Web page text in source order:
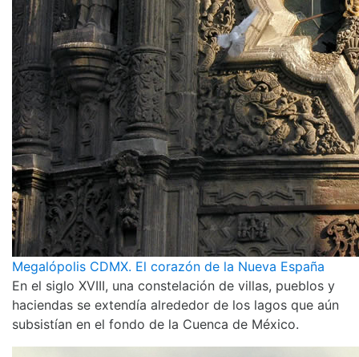
Megalópolis CDMX. El corazón de la Nueva España
En el siglo XVIII, una constelación de villas, pueblos y
haciendas se extendía alrededor de los lagos que aún
subsistían en el fondo de la Cuenca de México.